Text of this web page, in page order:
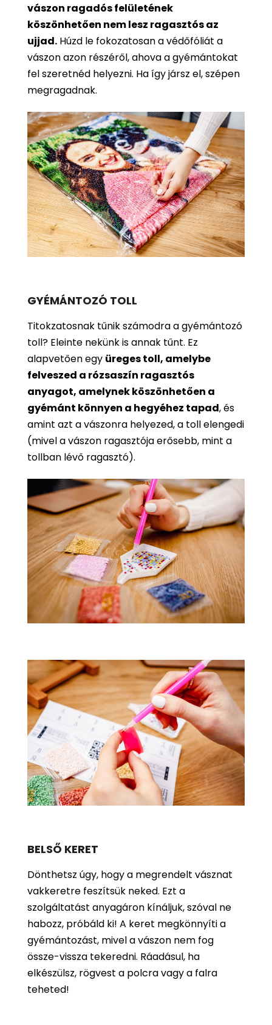
vászon ragadós felületének
köszönhetően nem lesz ragasztós az
ujjad. Húzd le fokozatosan a védőfóliát a
vászon azon részéről, ahova a gyémántokat
fel szeretnéd helyezni. Ha így jársz el, szépen
megragadnak.
GYÉMÁNTOZÓ TOLL
Titokzatosnak tűnik számodra a gyémántozó
toll? Eleinte nekünk is annak tűnt. Ez
alapvetően egy üreges toll, amelybe
felveszed a rózsaszín ragasztós
anyagot, amelynek köszönhetően a
gyémánt könnyen a hegyéhez tapad, és
amint azt a vászonra helyezed, a toll elengedi
(mivel a vászon ragasztója erősebb, mint a
tollban lévő ragasztó).
BELSŐ KERET
Dönthetsz úgy, hogy a megrendelt vásznat
vakkeretre feszítsük neked. Ezt a
szolgáltatást anyagáron kínáljuk, szóval ne
habozz, próbáld ki! A keret megkönnyíti a
gyémántozást, mivel a vászon nem fog
össze-vissza tekeredni. Ráadásul, ha
elkészülsz, rögvest a polcra vagy a falra
teheted!